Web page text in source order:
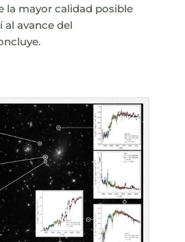
la mayor calidad posible
al avance del